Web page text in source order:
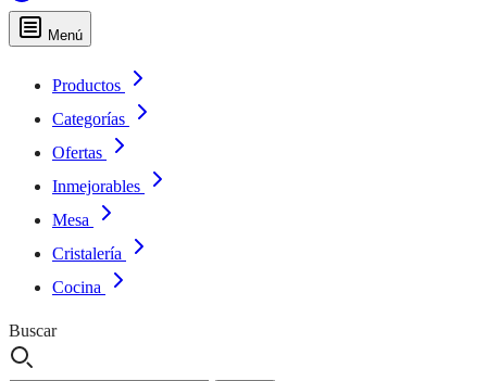
Menú
Productos
Categorías
Ofertas
Inmejorables
Mesa
Cristalería
Cocina
Buscar